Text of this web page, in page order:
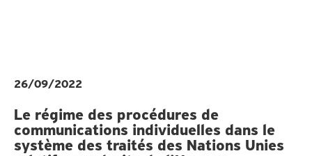
26/09/2022
Le régime des procédures de
communications individuelles dans le
système des traités des Nations Unies